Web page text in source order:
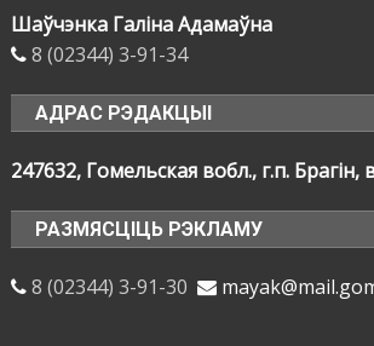
Шаўчэнка Галіна Адамаўна
8 (02344) 3-91-34
АДРАС РЭДАКЦЫІ
247632, Гомельская вобл., г.п. Брагін,
РАЗМЯСЦІЦЬ РЭКЛАМУ
8 (02344) 3-91-30